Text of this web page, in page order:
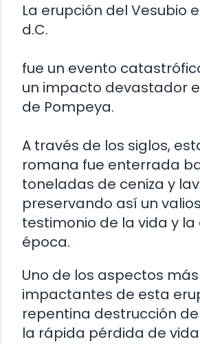
La erupción del Vesubio
d.C.
fue un evento
un impacto devastador
de Pompeya.
A través de los siglos,
romana fue enterrada
toneladas de ceniza y
preservando así un
testimonio de la vida y
época.
Uno de los aspectos más
impactantes de esta
repentina destrucción
la rápida pérdida de